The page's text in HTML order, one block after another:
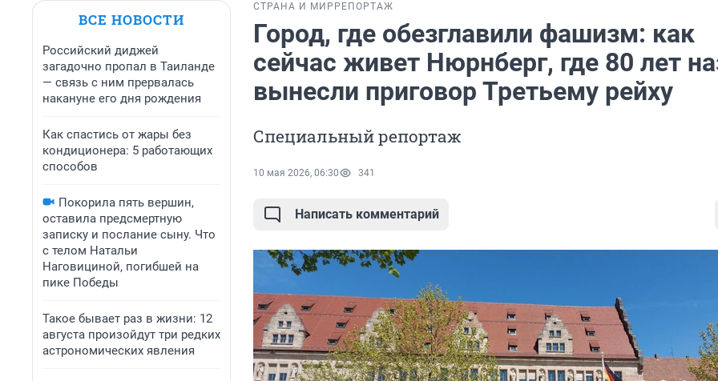
ВСЕ НОВОСТИ
Российский диджей
загадочно пропал в Таиланде
— связь с ним прервалась
накануне его дня рождения
Как спастись от жары без
кондиционера: 5 работающих
способов
Покорила пять вершин,
оставила предсмертную
записку и послание сыну. Что
с телом Натальи
Наговициной, погибшей на
пике Победы
Такое бывает раз в жизни: 12
августа произойдут три редких
астрономических явления
СТРАНА И МИР РЕПОРТАЖ
Город, где обезглавили фашизм: как
сейчас живет Нюрнберг, где 80 лет
вынесли приговор Третьему рейху
Специальный репортаж
10 мая 2026, 06:30 341
Написать комментарий